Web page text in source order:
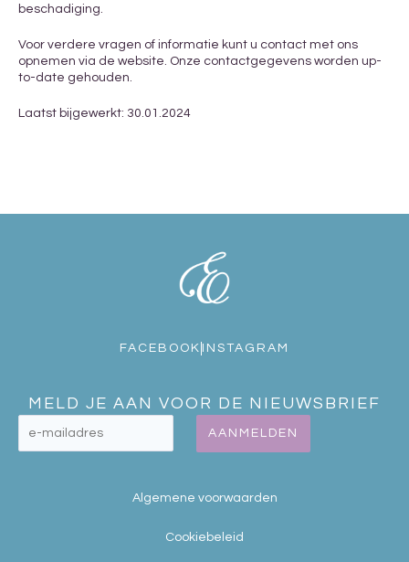
beschadiging.
Voor verdere vragen of informatie kunt u contact met ons
opnemen via de website. Onze contactgegevens worden up-
to-date gehouden.
Laatst bijgewerkt: 30.01.2024
FACEBOOK INSTAGRAM
MELD JE AAN VOOR DE NIEUWSBRIEF
AANMELDEN
Algemene voorwaarden
Cookiebeleid